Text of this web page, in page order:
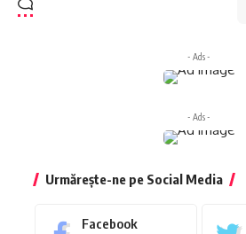
- Ads -
- Ads -
Urmărește-ne pe Social Media
Facebook